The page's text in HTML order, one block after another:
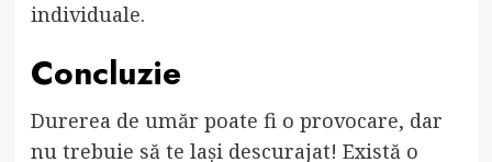
individuale.
Concluzie
Durerea de umăr poate fi o provocare, dar
nu trebuie să te lași descurajat! Există o